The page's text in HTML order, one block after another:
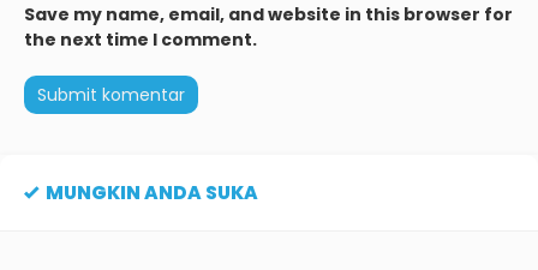
Save my name, email, and website in this browser for
the next time I comment.
MUNGKIN ANDA SUKA